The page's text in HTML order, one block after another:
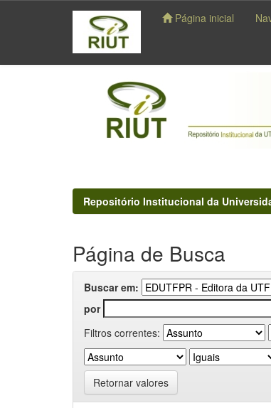
navigation
Página inicial
Repositório Institucional da
Página de Busca
Buscar em:
por
Filtros correntes:
Retornar valores